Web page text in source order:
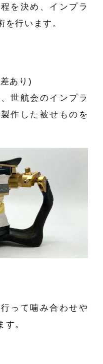
を決め、インプラ
を行います。
あり)
世航会のインプラ
作した被せものを
って噛み合わせや
。